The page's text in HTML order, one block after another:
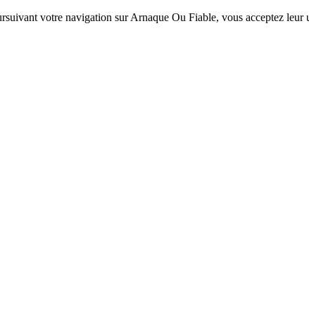
votre navigation sur Arnaque Ou Fiable, vous acceptez leur